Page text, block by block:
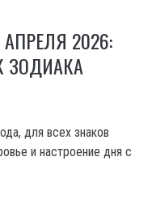
2026:
ЗОДИАКА
для всех знаков
и настроение дня с